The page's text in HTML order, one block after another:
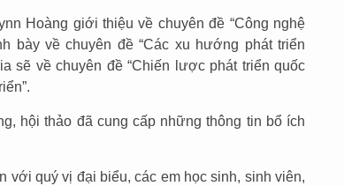
Hoàng giới thiệu về chuyên đề “Công nghệ
bày về chuyên đề “Các xu hướng phát triển
sẽ về chuyên đề “Chiến lược phát triển quốc
hội thảo đã cung cấp những thông tin bổ ích
với quý vị đại biểu, các em học sinh, sinh viên,